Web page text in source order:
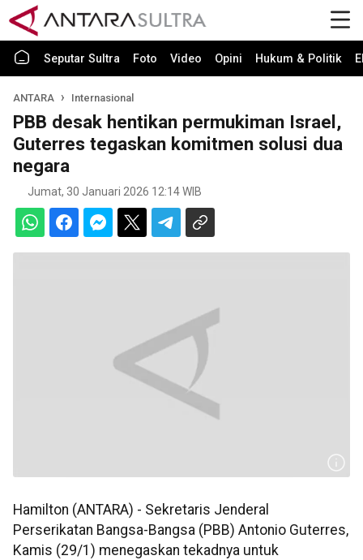
Seputar Sultra Foto Video Opini Hukum & Politik
ANTARA Internasional
PBB desak hentikan permukiman Israel,
Guterres tegaskan komitmen solusi dua
negara
Jumat, 30 Januari 2026 12:14 WIB
Hamilton (ANTARA) - Sekretaris Jenderal
Perserikatan Bangsa-Bangsa (PBB) Antonio Guterres,
Kamis (29/1) menegaskan tekadnya untuk